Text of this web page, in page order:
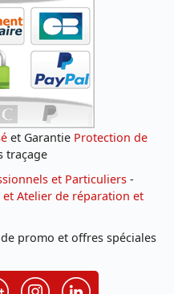
et Garantie Protection de
traçage
et Particuliers -
et Atelier de réparation et
promo et offres spéciales